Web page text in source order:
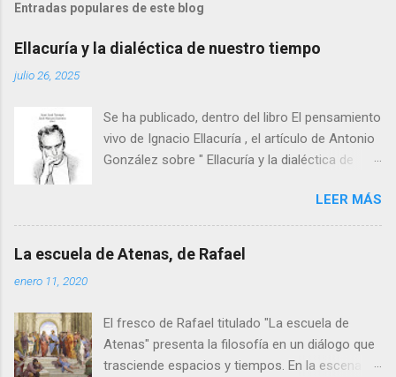
Entradas populares de este blog
Ellacuría y la dialéctica de nuestro tiempo
julio 26, 2025
Se ha publicado, dentro del libro El pensamiento
vivo de Ignacio Ellacuría , el artículo de Antonio
González sobre " Ellacuría y la dialéctica de
Tamayo y J. Manuel Romero, en la editorial
Tirant (Valencia, 2025). A diferencia de las
comunes hermenéuticas venerativas, el texto
pretende hacer un análisis histórico-crítico y
aplicación nuestro tiempo, un tiempo en el que
la mal llamada izquierda apenas pasa de ser
una versión académica del antiguo
LEER MÁS
La escuela de Atenas, de Rafael
enero 11, 2020
El fresco de Rafael titulado "La escuela de
Atenas" presenta la filosofía en un diálogo que
trasciende espacios y tiempos. En la escena no